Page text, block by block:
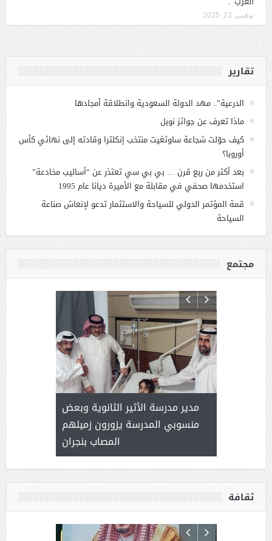
نوفمبر 23, 2025
تقارير
الدرعية”.. مهد الدولة السعودية وانطلاقة أمجادها
ماذا تعرف عن جوائز نوبل
كيف حوّلت شجاعة ساوثغيت منتخب إنكلترا وقادته إلى نهائي كأس
أوروبا؟
بعد أكثر من ربع قرن … بي بي سي تعتذر عن “أساليب مخادعة”
استخدمها صحفي في مقابلة مع الأميرة ديانا عام 1995
قمة المؤتمر الدولي للسياحة والاستثمار تدعو لإنعاش صناعة
السياحة
مجتمع
( محمد
مدير مدرسة الأثير الثانوية وبعض
منسوبي المدرسة يزورون زميلهم
المصاب بنجران
) .. ميراث
ثقافة